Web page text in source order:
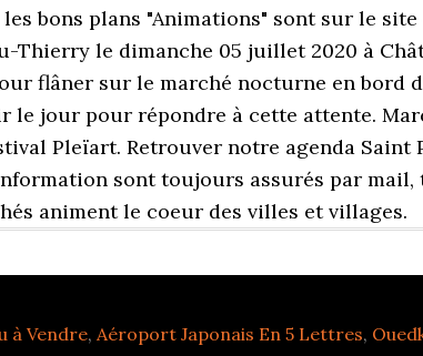
bons plans "Animations" sont sur le
Thierry le dimanche 05 juillet 2020 à
flâner sur le marché nocturne en bord
jour pour répondre à cette attente.
Pleïart. Retrouver notre agenda Saint
sont toujours assurés par mail,
animent le coeur des villes et villages.
à Vendre, Aéroport Japonais En 5 Lettres,